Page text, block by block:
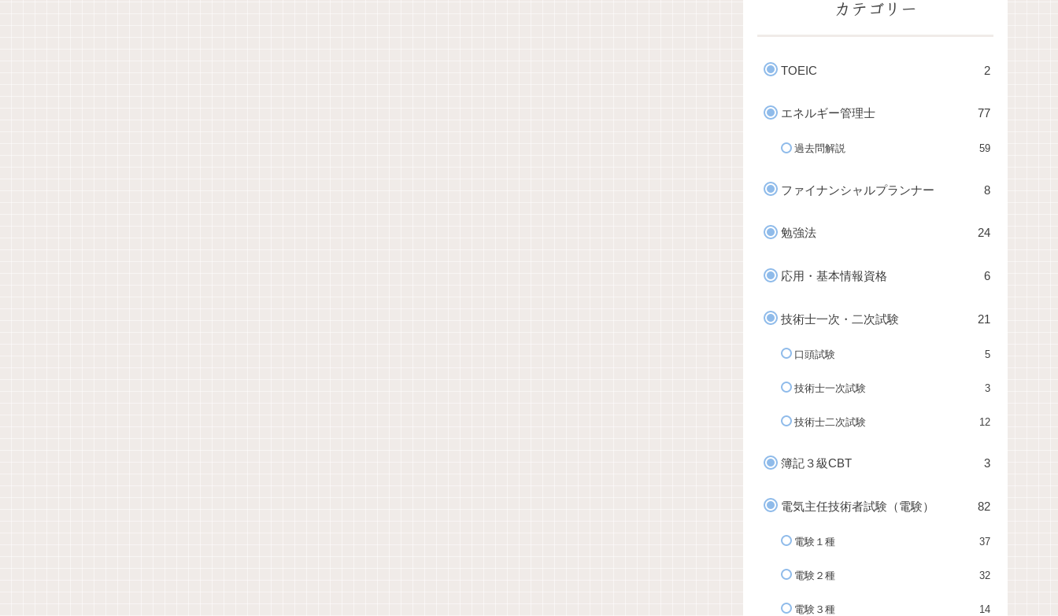
カテゴリー
TOEIC 2
エネルギー管理士 77
過去問解説 59
ファイナンシャルプランナー 8
勉強法 24
応用・基本情報資格 6
技術士一次・二次試験 21
口頭試験 5
技術士一次試験 3
技術士二次試験 12
簿記３級CBT 3
電気主任技術者試験（電験） 82
電験１種 37
電験２種 32
電験３種 14